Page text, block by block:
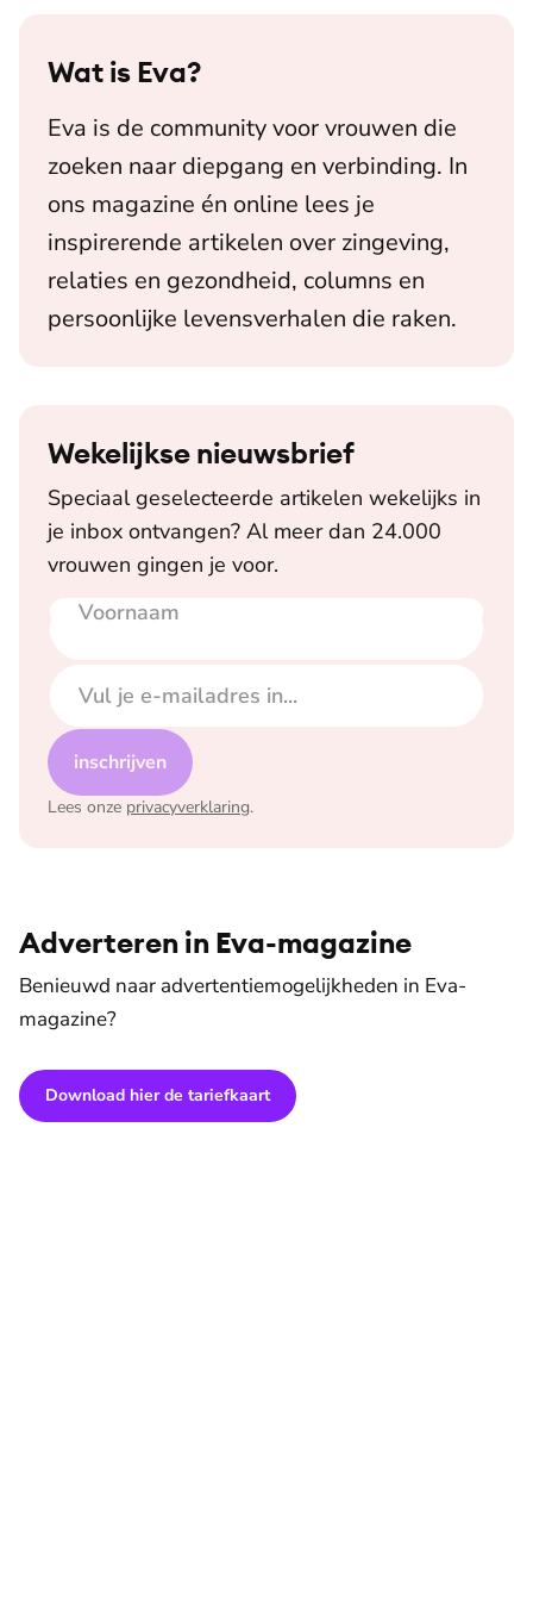
Wat is Eva?
Eva is de community voor vrouwen die
zoeken naar diepgang en verbinding. In
ons magazine én online lees je
inspirerende artikelen over zingeving,
relaties en gezondheid, columns en
persoonlijke levensverhalen die raken.
Wekelijkse nieuwsbrief
Speciaal geselecteerde artikelen wekelijks in
je inbox ontvangen? Al meer dan 24.000
vrouwen gingen je voor.
Voornaam
E-mailadres
inschrijven
Lees onze privacyverklaring.
Adverteren in Eva-magazine
Benieuwd naar advertentiemogelijkheden in Eva-
magazine?
Download hier de tariefkaart